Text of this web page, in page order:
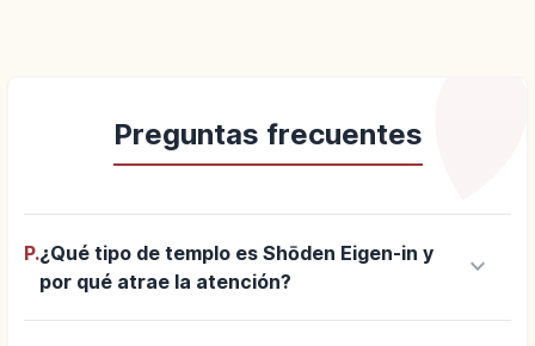
Preguntas frecuentes
P.¿Qué tipo de templo es Shōden Eigen-in y
por qué atrae la atención?
keyboard_arrow_down